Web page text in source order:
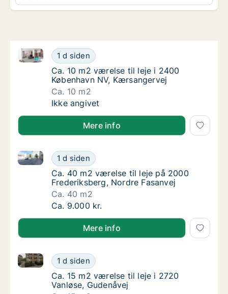
Ca. 10 m2 værelse til leje i 2400
1 d siden
Ca. 10 m2 værelse til leje i 2400 København NV,
Ca. 10 m2 værelse til leje i 2400
Ca. 10 m2 værelse til leje i 2400
København NV, Kærsangervej
Ca. 10 m2
Ca. 10 m2 værelse til leje i 2400
Ikke angivet
Mere info
Ca. 40 m2 værelse til leje på 2000
1 d siden
Ca. 40 m2 værelse til leje på 2000 Frederiksberg,
Ca. 40 m2 værelse til leje på 2000
Ca. 40 m2 værelse til leje på 2000
Frederiksberg, Nordre Fasanvej
Ca. 40 m2
Ca. 40 m2 værelse til leje på 2000
Ca. 9.000 kr.
Mere info
Ca. 15 m2 værelse til leje i 2720 Vanløse,
1 d siden
Ca. 15 m2 værelse til leje i 2720 Vanløse, Gudenåvej
Ca. 15 m2 værelse til leje i 2720 Vanløse,
Ca. 15 m2 værelse til leje i 2720
Vanløse, Gudenåvej